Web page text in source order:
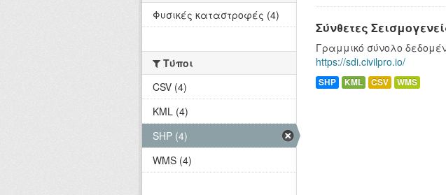
Σύνθετες
Γραμμικό σύνολο
https://sdi.civilpro.io/
SHP KML CSV WMS
Φυσικές καταστροφές (4)
Τύποι
CSV (4)
KML (4)
SHP (4)
WMS (4)